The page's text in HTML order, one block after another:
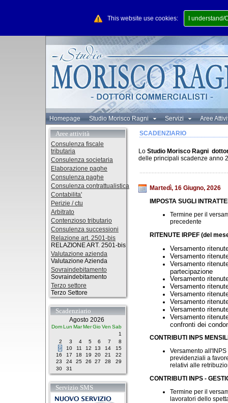
This website use cookies: I
Homepage Studio Morisco Ragni Servizi Aree
Aree attività
Consulenza fiscale
tributaria
Consulenza societaria
Elaborazione paghe
Consulenza paghe
Consulenza contrattualistica
Contabilita'
Perizie / ctu
Arbitrato
Contenzioso tributario
Consulenza successioni
Relazione art. 2501-bis
RELAZIONE ART. 2501-bis
Valutazione azienda
Valutazione Azienda
Sovraindebitamento
Sovraindebitamento
Terzo settore
Terzo Settore
Scadenziario
Agosto 2026
DomLun MarMerGioVen Sab
1
2
3 4 5 6 7
8
9
10 11 12 13 14
15
16
17 18 19 20 21
22
23
24 25 26 27 28
29
30
31
Servizio SMS
SCADENZIARIO
Lo Studio Morisco Ragni
delle principali scadenze anno
Martedì, 16 Giugno, 2026
IMPOSTA SUGLI
Termine per il
precedente
RITENUTE IRPEF (del
Versamento
Versamento
Versamento
partecipazione
Versamento
Versamento
Versamento
Versamento
Versamento
Versamento
confronti dei
CONTRIBUTI INPS
Versamento
previdenziali a
relativi alle
CONTRIBUTI INPS -
Termine per il
lavoratori dello